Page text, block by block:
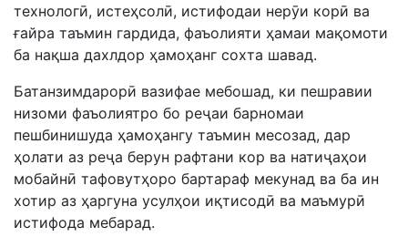
технологӣ, истеҳсолӣ, истифодаи нерӯи корӣ ва
ғайра таъмин гардида, фаъолияти ҳамаи мақомоти
ба нақша дахлдор ҳамоҳанг сохта шавад.
Батанзимдарорӣ вазифае мебошад, ки пешравии
низоми фаъолиятро бо реҷаи барномаи
пешбинишуда ҳамoҳангу таъмин месозад, дар
ҳолати аз реҷа берун рафтани кор ва натиҷаҳои
мобайнӣ тафовутҳоро бартараф мекунад ва ба ин
хотир аз ҳаргуна усулҳои иқтисодӣ ва маъмурӣ
истифода мебарад.